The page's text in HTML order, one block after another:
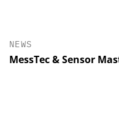
NEWS
MessTec & Sensor